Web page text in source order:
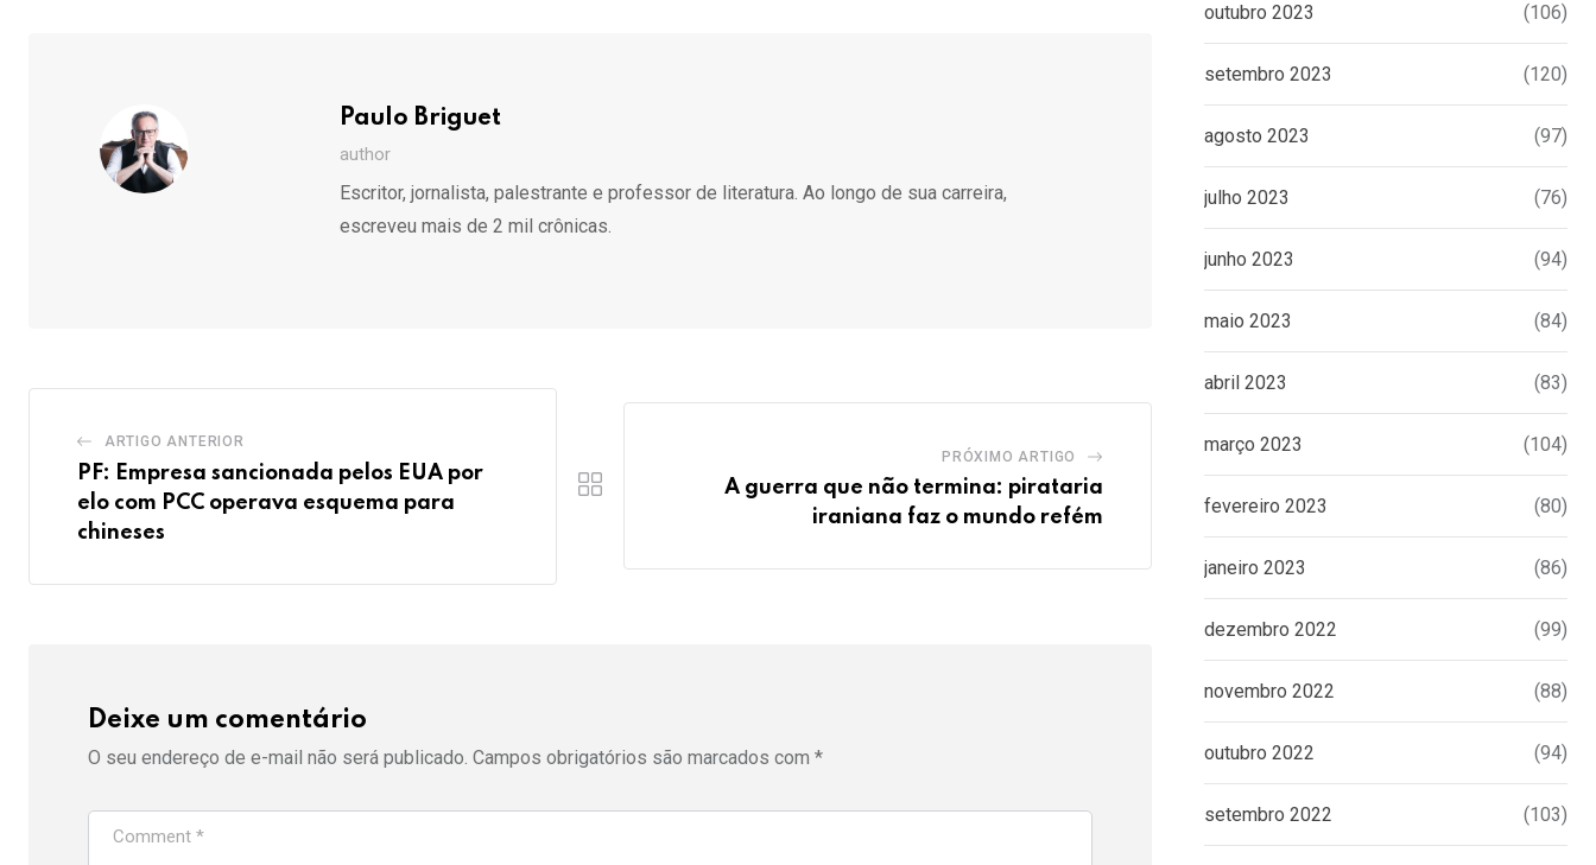
Paulo Briguet
author
Escritor, jornalista, palestrante e professor de literatura. Ao longo de sua carreira,
escreveu mais de 2 mil crônicas.
ARTIGO ANTERIOR
PF: Empresa sancionada pelos EUA por
elo com PCC operava esquema para
chineses
PRÓXIMO ARTIGO
A guerra que não termina: pirataria
iraniana faz o mundo refém
Deixe um comentário
O seu endereço de e-mail não será publicado. Campos obrigatórios são marcados com *
outubro 2023 (106)
setembro 2023 (120)
agosto 2023 (97)
julho 2023 (76)
junho 2023 (94)
maio 2023 (84)
abril 2023 (83)
março 2023 (104)
fevereiro 2023 (80)
janeiro 2023 (86)
dezembro 2022 (99)
novembro 2022 (88)
outubro 2022 (94)
setembro 2022 (103)